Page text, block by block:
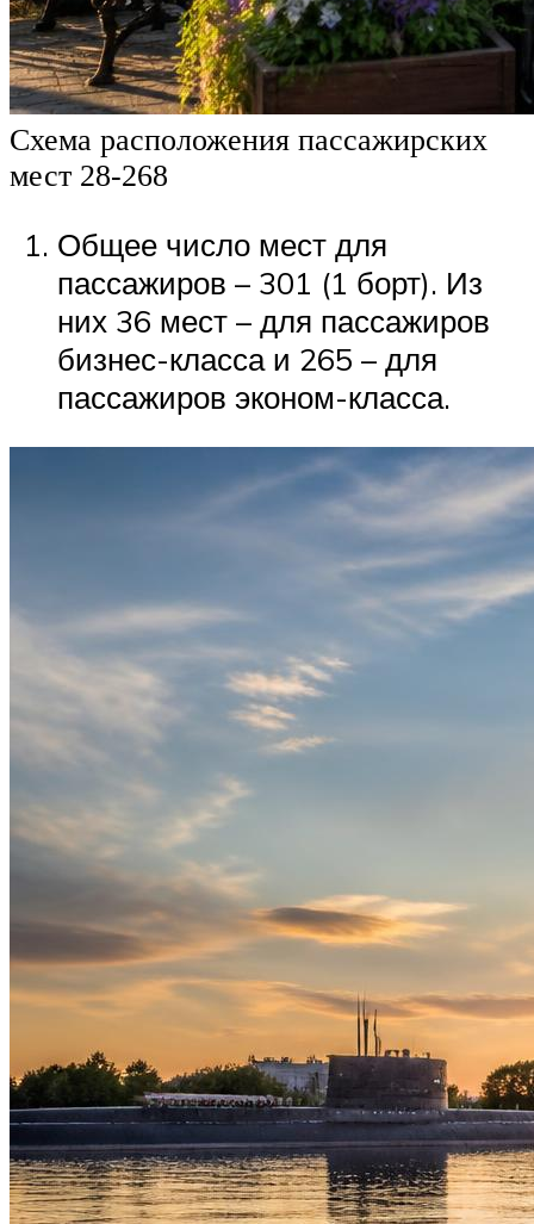
Схема расположения пассажирских
мест 28-268
Общее число мест для
пассажиров – 301 (1 борт). Из
них 36 мест – для пассажиров
бизнес-класса и 265 – для
пассажиров эконом-класса.